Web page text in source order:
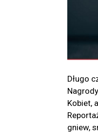
Długo
Kobiet,
gniew,